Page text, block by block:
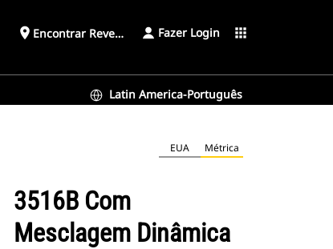
place Encontrar Revendedor Fazer Login apps
Latin America-Português
EUA Métrica
3516B Com
Mesclagem Dinâmica